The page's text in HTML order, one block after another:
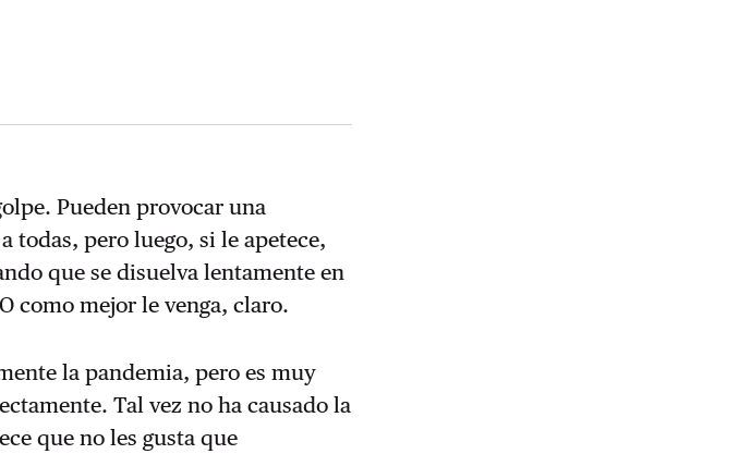
Pueden provocar una
todas, pero luego, si le apetece,
que se disuelva lentamente en
como mejor le venga, claro.
la pandemia, pero es muy
Tal vez no ha causado la
que no les gusta que